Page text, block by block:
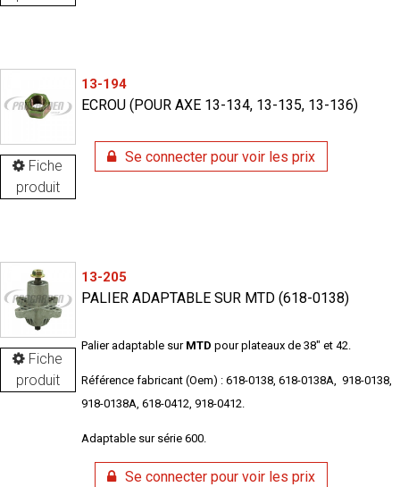
Fiche
produit
13-194
ECROU (POUR AXE 13-134, 13-135, 13-136)
Se connecter pour voir les prix
Fiche
produit
13-205
PALIER ADAPTABLE SUR MTD (618-0138)
Palier adaptable sur MTD pour plateaux de 38" et 42.
Référence fabricant (Oem) : 618-0138, 618-0138A, 918-0138,
918-0138A, 618-0412, 918-0412.
Adaptable sur série 600.
Se connecter pour voir les prix